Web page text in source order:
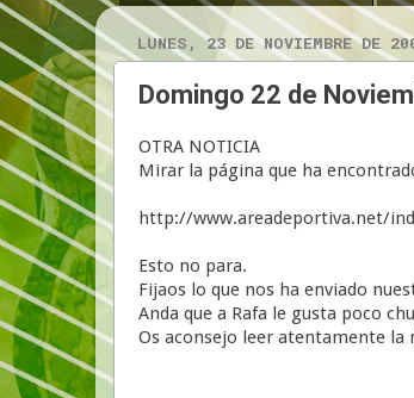
LUNES, 23 DE NOVIEMBRE DE
Domingo 22 de
OTRA NOTICIA
Mirar la página que ha
http://www.areadeportiva.net/
Esto no para.
Fijaos lo que nos ha enviado
Anda que a Rafa le gusta poco
Os aconsejo leer atentamente la